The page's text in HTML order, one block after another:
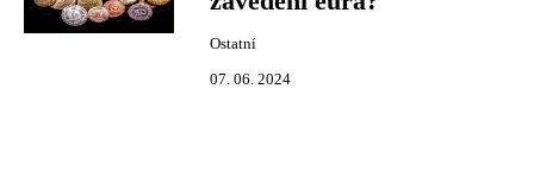
Ostatní
07. 06. 2024